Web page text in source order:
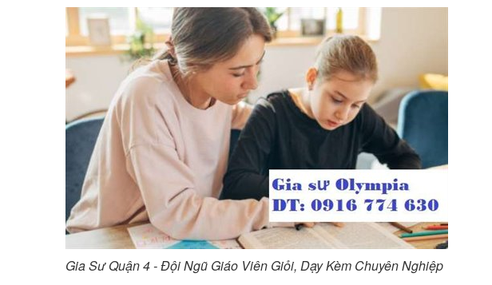
Gia Sư Quận 4 - Đội Ngũ Giáo Viên Giỏi, Dạy Kèm Chuyên Nghiệp